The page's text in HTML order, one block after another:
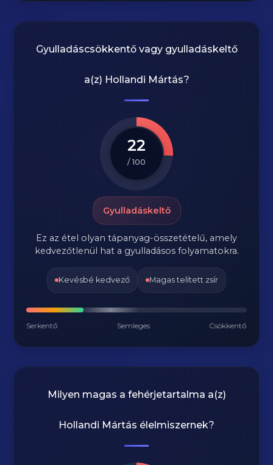
Gyulladáscsökkentő vagy gyulladáskeltő
a(z) Hollandi Mártás?
22
/ 100
Gyulladáskeltő
Ez az étel olyan tápanyag-összetételű, amely
kedvezőtlenül hat a gyulladásos folyamatokra.
Kevésbé kedvező Magas telített zsír
Serkentő Semleges Csökkentő
Milyen magas a fehérjetartalma a(z)
Hollandi Mártás élelmiszernek?